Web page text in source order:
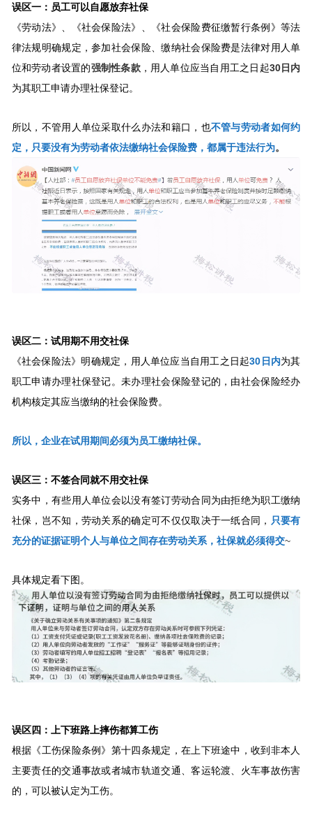
误区一：员工可以自愿放弃社保
《劳动法》、《社会保险法》、《社会保险费征缴暂行条例》等法
律法规明确规定，参加社会保险、缴纳社会保险费是法律对用人单
位和劳动者设置的强制性条款，用人单位应当自用工之日起30日内
为其职工申请办理社保登记。
所以，不管用人单位采取什么办法和籍口，也不管与劳动者如何约
定，只要没有为劳动者依法缴纳社会保险费，都属于违法行为。
误区二：试用期不用交社保
《社会保险法》明确规定，用人单位应当自用工之日起30日内为其
职工申请办理社保登记。未办理社会保险登记的，由社会保险经办
机构核定其应当缴纳的社会保险费。
所以，企业在试用期间必须为员工缴纳社保。
误区三：不签合同就不用交社保
实务中，有些用人单位会以没有签订劳动合同为由拒绝为职工缴纳
社保，岂不知，劳动关系的确定可不仅仅取决于一纸合同， 只要有
充分的证据证明个人与单位之间存在劳动关系，社保就必须得交~
具体规定看下图。
误区四：上下班路上摔伤都算工伤
根据《工伤保险条例》第十四条规定，在上下班途中，收到非本人
主要责任的交通事故或者城市轨道交通、客运轮渡、火车事故伤害
的，可以被认定为工伤。